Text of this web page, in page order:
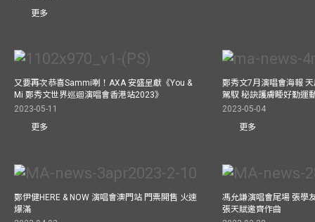
更多
又要再次恭喜Sammi喇！AXA 安盛呈獻《You &
Mi 鄭秀文世界巡迴演唱會香港站2023》
2023-05-11
更多
鄭秀文7月演唱會海報
駕馭 秘訣護膚睡好勤運
2023-05-04
更多
鄭伊健HERE & NOW 演唱會澳門站 門票開售 火速
爆滿
馮允謙演唱會尾場 張學
張天賦邀齊作曲